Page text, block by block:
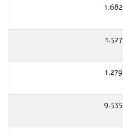
1.682
1.527
1.279
9.535